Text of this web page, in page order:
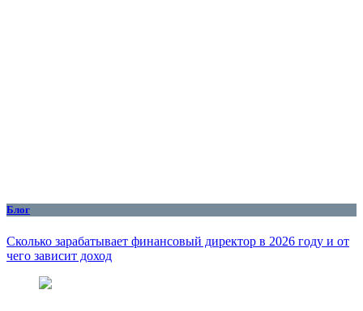
Блог
Сколько зарабатывает финансовый директор в 2026 году и от
чего зависит доход